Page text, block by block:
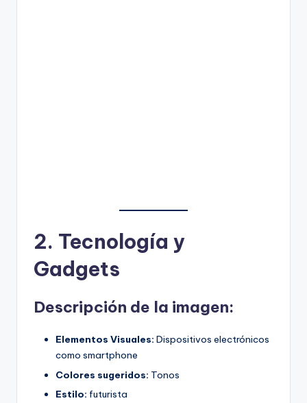
2. Tecnología y
Gadgets
Descripción de la imagen:
Elementos Visuales: Dispositivos electrónicos
como smartphone
Colores sugeridos: Tonos
Estilo: futurista